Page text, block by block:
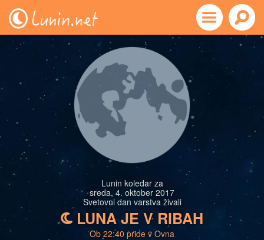
Lunin koledar za
sreda, 4. oktober 2017
Svetovni dan varstva živali
b LUNA JE V RIBAH
Ob 22:40 pride v Ovna